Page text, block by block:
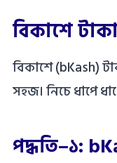
বিকাশে
বিকাশে (bKash)
সহজ। নিচে ধাপে
পদ্ধতি–১: